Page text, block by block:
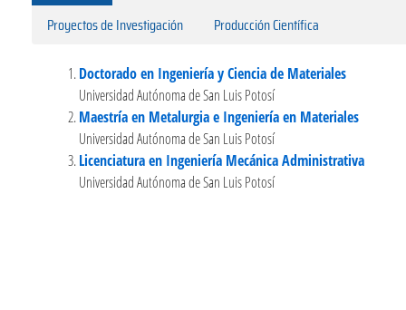
Proyectos de Investigación
Producción Científica
Doctorado en Ingeniería y Ciencia de Materiales
Universidad Autónoma de San Luis Potosí
Maestría en Metalurgia e Ingeniería en Materiales
Universidad Autónoma de San Luis Potosí
Licenciatura en Ingeniería Mecánica Administrativa
Universidad Autónoma de San Luis Potosí